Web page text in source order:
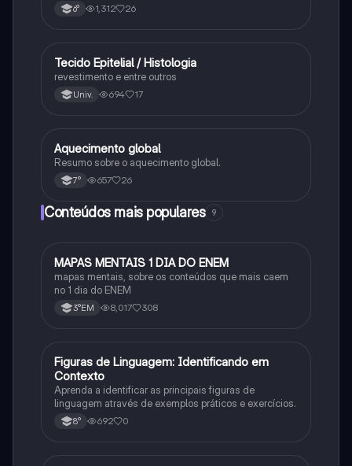
6° 1,312 26
Ciência
Tecido Epitelial / Histologia
revestimento e entre outros
Univ. 694 17
Ciência
Aquecimento global
Resumo sobre o aquecimento global.
7° 657 26
Conteúdos mais populares 9
Português
MAPAS MENTAIS 1 DIA DO ENEM
mapas mentais, sobre os conteúdos que mais caem
no 1 dia do ENEM
3°EM 8,017 308
FPortuguês
Figuras de Linguagem: Identificando em
Contexto
Aprenda a identificar as principais figuras de
linguagem através de exemplos práticos e exercícios.
8° 692 0